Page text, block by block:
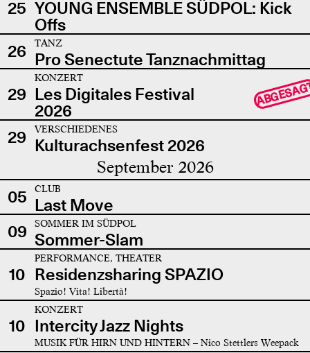
25 YOUNG ENSEMBLE SÜDPOL: Kick
Offs
26
TANZ
Pro Senectute Tanznachmittag
29
KONZERT
Les Digitales Festival
2026
29 VERSCHIEDENES
Kulturachsenfest 2026
September 2026
05 CLUB
Last Move
09
SOMMER IM SÜDPOL
Sommer-Slam
10
PERFORMANCE, THEATER
Residenzsharing SPAZIO
Spazio! Vita! Libertà!
10
KONZERT
Intercity Jazz Nights
MUSIK FÜR HIRN UND HINTERN – Nico Stettlers Weepack